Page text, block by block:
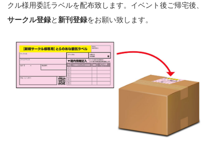
クル様用委託ラベルを配布致します。イベント後ご帰宅後、
サークル登録と新刊登録をお願い致します。